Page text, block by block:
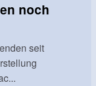
noch
seit